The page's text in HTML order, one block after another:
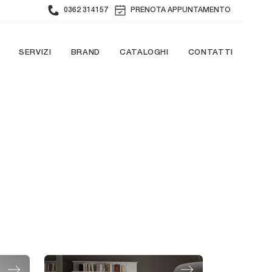
0362 314157 PRENOTA APPUNTAMENTO
SERVIZI BRAND CATALOGHI CONTATTI